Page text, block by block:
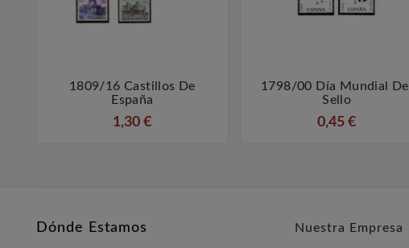
 
1809/16 Castillos De
España
1,30 €
 
1798/00 Día Mundial Del
Sello
0,45 €
Dónde Estamos Nuestra Empresa